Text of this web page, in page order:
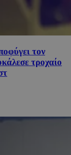
τον
τροχαίο